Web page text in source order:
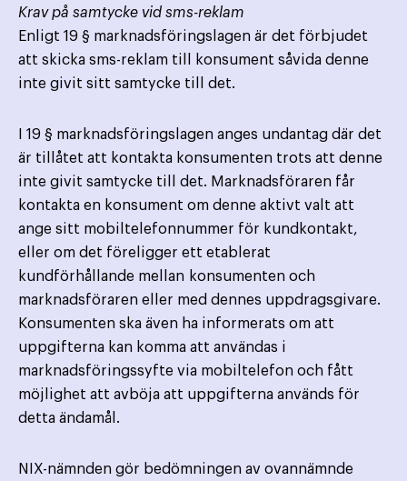
Krav på samtycke vid sms-reklam
Enligt 19 § marknadsföringslagen är det förbjudet
att skicka sms-reklam till konsument såvida denne
inte givit sitt samtycke till det.
I 19 § marknadsföringslagen anges undantag där det
är tillåtet att kontakta konsumenten trots att denne
inte givit samtycke till det. Marknadsföraren får
kontakta en konsument om denne aktivt valt att
ange sitt mobiltelefonnummer för kundkontakt,
eller om det föreligger ett etablerat
kundförhållande mellan konsumenten och
marknadsföraren eller med dennes uppdragsgivare.
Konsumenten ska även ha informerats om att
uppgifterna kan komma att användas i
marknadsföringssyfte via mobiltelefon och fått
möjlighet att avböja att uppgifterna används för
detta ändamål.
NIX-nämnden gör bedömningen av ovannämnde